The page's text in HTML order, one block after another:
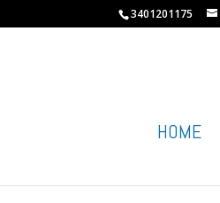
3401201175
HOME